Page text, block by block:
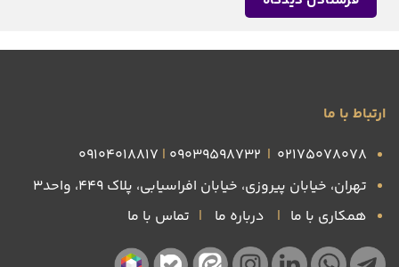
ارتباط با ما
۰۲۱۷۵۰۷۸۰۷۸ |
09039598732
|
09104018817
تهران، خیابان پیروزی، خیابان افراسیابی، پلاک ۴۴۹، واحد3
همکاری با ما | درباره ما | تماس با ما